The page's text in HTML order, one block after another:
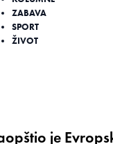
ZABAVA
SPORT
ŽIVOT
je